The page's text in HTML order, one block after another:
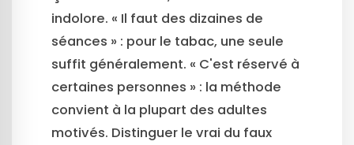
indolore. « Il faut des dizaines de
séances » : pour le tabac, une seule
suffit généralement. « C'est réservé à
certaines personnes » : la méthode
convient à la plupart des adultes
motivés. Distinguer le vrai du faux